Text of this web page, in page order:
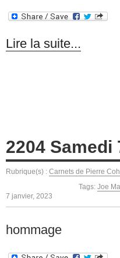
Lire la suite...
2204 Samedi
Rubrique(s) : Carnets de Pierre
Tags: Joe
7 janvier, 2023
hommage